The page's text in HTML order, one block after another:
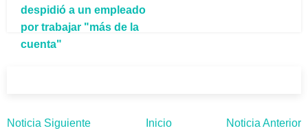
despidió a un empleado
por trabajar "más de la
cuenta"
Noticia Siguiente Inicio Noticia Anterior